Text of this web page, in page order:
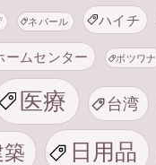
ネパール ハイチ
ームセンター ボツワナ
医療 台湾
築 日用品